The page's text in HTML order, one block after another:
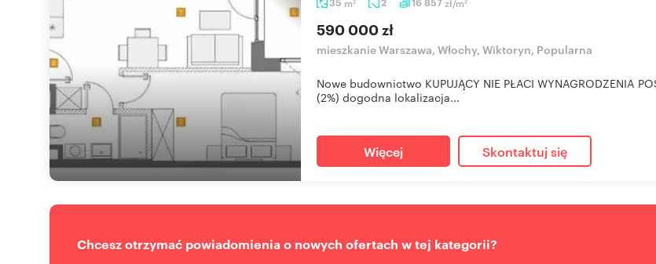
2 2
590 000 zł
mieszkanie Warszawa, Włochy, Wiktoryn, Popularna
Nowe budownictwo KUPUJĄCY NIE PŁACI WYNAGRODZENIA
(2%) dogodna lokalizacja...
Więcej Skontaktuj się
Chcesz otrzymać powiadomienia o nowych ofertach w tej kategorii?